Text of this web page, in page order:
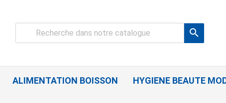

ALIMENTATION BOISSON HYGIENE BEAUTE